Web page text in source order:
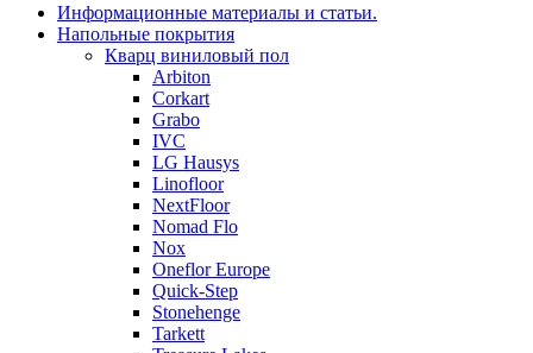
Информационные материалы и статьи.
Напольные покрытия
Кварц виниловый пол
Arbiton
Corkart
Grabo
IVC
LG Hausys
Linofloor
NextFloor
Nomad Flo
Nox
Oneflor Europe
Quick-Step
Stonehenge
Tarkett